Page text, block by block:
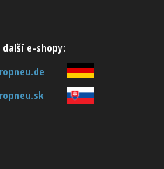
další e-shopy: